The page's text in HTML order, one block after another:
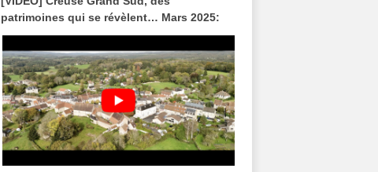
patrimoines qui se révèlent… Mars 2025: